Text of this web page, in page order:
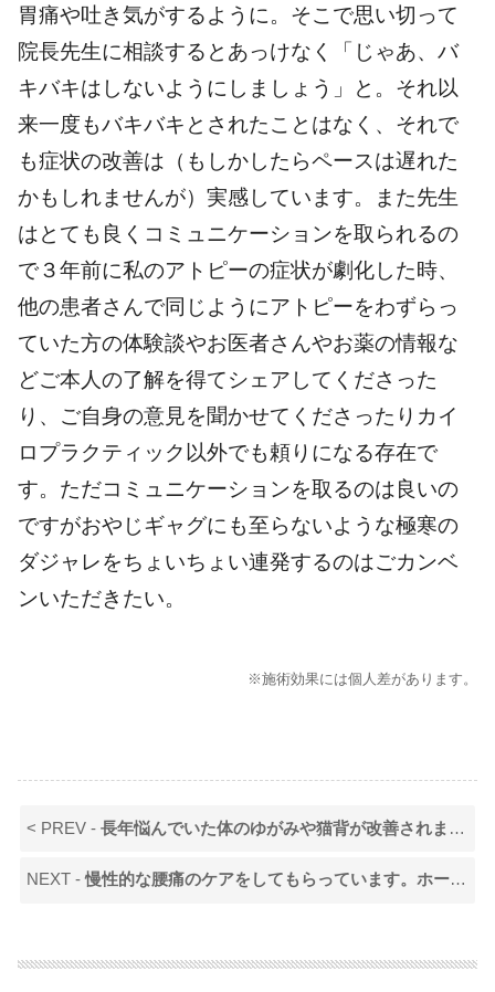
胃痛や吐き気がするように。そこで思い切って
院長先生に相談するとあっけなく「じゃあ、バ
キバキはしないようにしましょう」と。それ以
来一度もバキバキとされたことはなく、それで
も症状の改善は（もしかしたらペースは遅れた
かもしれませんが）実感しています。
また先生
はとても良くコミュニケーションを取られるの
で３年前に私のアトピーの症状が劇化した時、
他の患者さんで同じようにアトピーをわずらっ
ていた方の体験談やお医者さんやお薬の情報な
どご本人の了解を得てシェアしてくださった
り、ご自身の意見を聞かせてくださったりカイ
ロプラクティック以外でも頼りになる存在で
す。ただコミュニケーションを取るのは良いの
ですがおやじギャグにも至らないような極寒の
ダジャレをちょいちょい連発するのはごカンベ
ンいただきたい。
※施術効果には個人差があります。
< PREV -長年悩んでいた体のゆがみや猫背が改善されました。引き続きよろしくお願いします！
NEXT -慢性的な腰痛のケアをしてもらっています。ホームドクター的な存在です。